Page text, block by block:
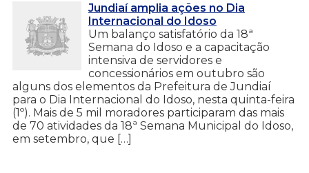
Jundiaí amplia ações no Dia
Internacional do Idoso
Um balanço satisfatório da 18ª
Semana do Idoso e a capacitação
intensiva de servidores e
concessionários em outubro são
alguns dos elementos da Prefeitura de Jundiaí
para o Dia Internacional do Idoso, nesta quinta-feira
(1º). Mais de 5 mil moradores participaram das mais
de 70 atividades da 18ª Semana Municipal do Idoso,
em setembro, que […]